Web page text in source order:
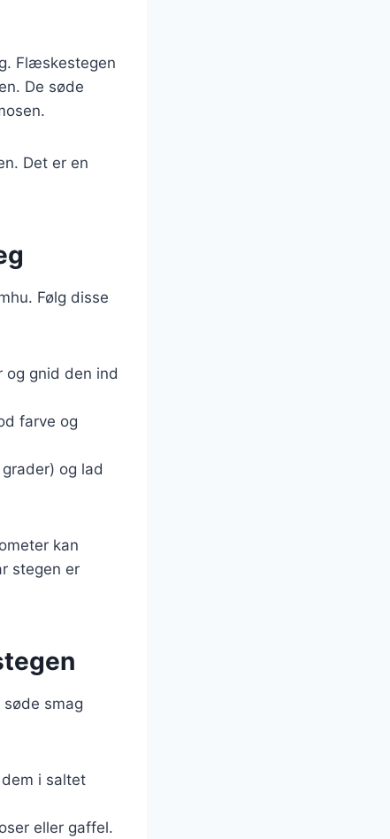
Flæskestegen
De søde
Det er en
Følg disse
gnid den ind
farve og
og lad
kan
stegen er
smag
i saltet
eller gaffel.